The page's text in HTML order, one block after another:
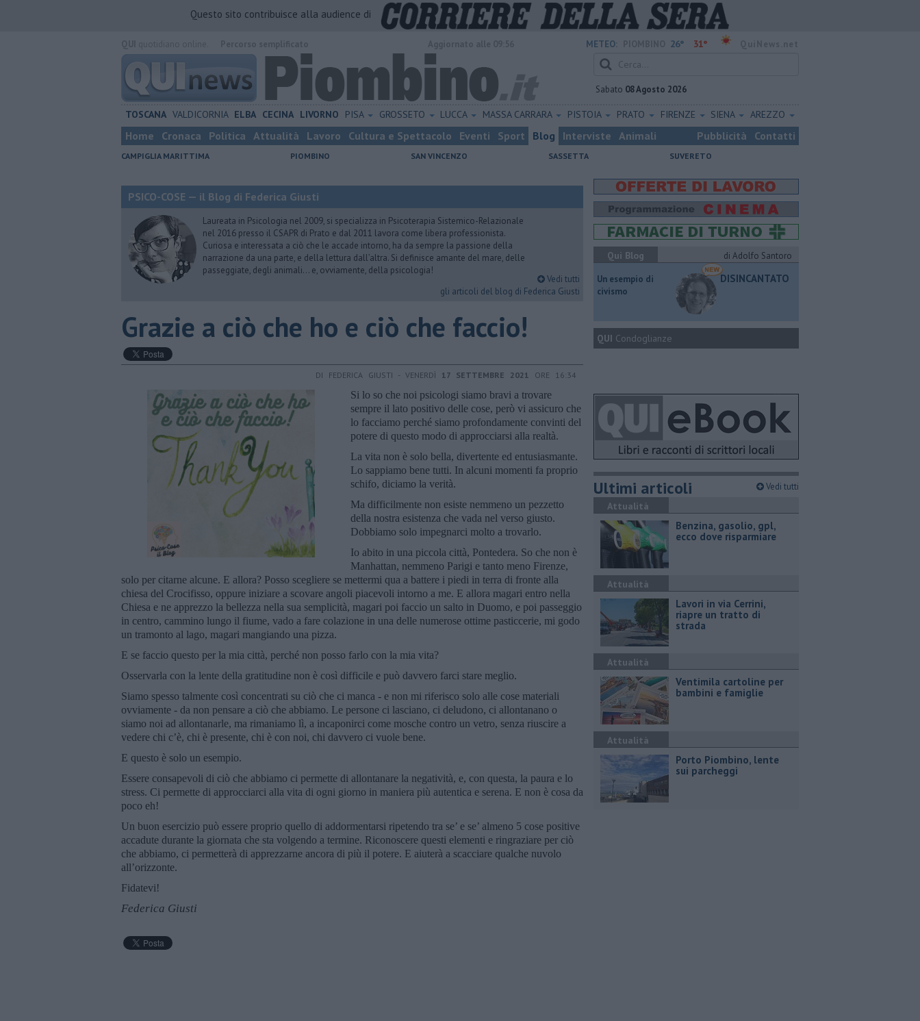
Questo sito contribuisce alla audience di
METEO: 26° 31°
Sabato 08 Agosto 2026
TOSCANA VALDICORNIA ELBA CECINA LIVORNO PISA GROSSETO LUCCA MASSA CARRARA PISTOIA PRATO FIRENZE SIENA AREZZO
Home Cronaca Politica Attualità Lavoro Cultura e Spettacolo Eventi Sport Blog Interviste Animali Pubblicità Contatti
CAMPIGLIA MARITTIMA PIOMBINO SAN VINCENZO SASSETTA SUVERETO
PSICO-COSE — il Blog di Federica Giusti
Laureata in Psicologia nel 2009, si specializza in Psicoterapia Sistemico-Relazionale
nel 2016 presso il CSAPR di Prato e dal 2011 lavora come libera professionista.
Curiosa e interessata a ciò che le accade intorno, ha da sempre la passione della
narrazione da una parte, e della lettura dall’altra. Si definisce amante del mare, delle
passeggiate, degli animali… e, ovviamente, della psicologia!
Vedi tutti
gli articoli del blog di Federica Giusti
​Grazie a ciò che ho e ciò che faccio!
DI FEDERICA GIUSTI - VENERDÌ 17 SETTEMBRE 2021 ORE 16:34
Si lo so che noi psicologi siamo bravi a trovare
sempre il lato positivo delle cose, però vi assicuro che
lo facciamo perché siamo profondamente convinti del
potere di questo modo di approcciarsi alla realtà.
La vita non è solo bella, divertente ed entusiasmante.
Lo sappiamo bene tutti. In alcuni momenti fa proprio
schifo, diciamo la verità.
Ma difficilmente non esiste nemmeno un pezzetto
della nostra esistenza che vada nel verso giusto.
Dobbiamo solo impegnarci molto a trovarlo.
Io abito in una piccola città, Pontedera. So che non è
Manhattan, nemmeno Parigi e tanto meno Firenze,
solo per citarne alcune. E allora? Posso scegliere se mettermi qua a battere i piedi in terra di fronte alla
chiesa del Crocifisso, oppure iniziare a scovare angoli piacevoli intorno a me. E allora magari entro nella
Chiesa e ne apprezzo la bellezza nella sua semplicità, magari poi faccio un salto in Duomo, e poi passeggio
in centro, cammino lungo il fiume, vado a fare colazione in una delle numerose ottime pasticcerie, mi godo
un tramonto al lago, magari mangiando una pizza.
E se faccio questo per la mia città, perché non posso farlo con la mia vita?
Osservarla con la lente della gratitudine non è così difficile e può davvero farci stare meglio.
Siamo spesso talmente così concentrati su ciò che ci manca - e non mi riferisco solo alle cose materiali
ovviamente - da non pensare a ciò che abbiamo. Le persone ci lasciano, ci deludono, ci allontanano o
siamo noi ad allontanarle, ma rimaniamo lì, a incaponirci come mosche contro un vetro, senza riuscire a
vedere chi c’è, chi è presente, chi è con noi, chi davvero ci vuole bene.
E questo è solo un esempio.
Essere consapevoli di ciò che abbiamo ci permette di allontanare la negatività, e, con questa, la paura e lo
stress. Ci permette di approcciarci alla vita di ogni giorno in maniera più autentica e serena. E non è cosa da
poco eh!
Un buon esercizio può essere proprio quello di addormentarsi ripetendo tra se’ e se’ almeno 5 cose positive
accadute durante la giornata che sta volgendo a termine. Riconoscere questi elementi e ringraziare per ciò
che abbiamo, ci permetterà di apprezzarne ancora di più il potere. E aiuterà a scacciare qualche nuvolo
all’orizzonte.
Fidatevi!
Federica Giusti
Qui Blog
di Adolfo Santoro
​Un esempio di
civismo
DISINCANTATO
QUI Condoglianze
Ultimi articoli Vedi tutti
Attualità
​Benzina, gasolio, gpl,
ecco dove risparmiare
Attualità
Lavori in via Cerrini,
riapre un tratto di
strada
Attualità
Ventimila cartoline per
bambini e famiglie
Attualità
Porto Piombino, lente
sui parcheggi